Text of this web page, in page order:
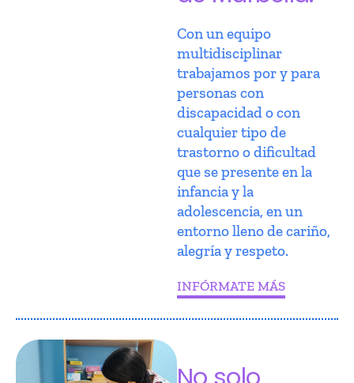
Con un equipo
multidisciplinar
trabajamos por y para
personas con
discapacidad o con
cualquier tipo de
trastorno o dificultad
que se presente en la
infancia y la
adolescencia, en un
entorno lleno de cariño,
alegría y respeto.
INFÓRMATE MÁS